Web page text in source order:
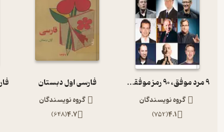
9 مرد موفق، 90 رمز موفقیت
گروه نویسندگان
4.1
(
752
)
فارسی اول دبستان
گروه نویسندگان
4.7
(
648
)